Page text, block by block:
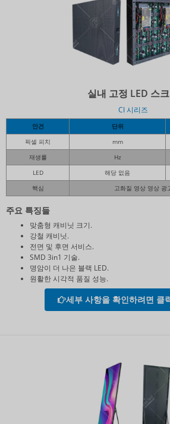
실내 고정 LED 스
CI 시리즈
안건 단위
픽셀 피치
mm
재생률
Hz
LED
해당 없음
핵심
고화질 영상 영상 광
주요 특징들
맞춤형 캐비닛 크기.
강철 캐비닛.
전면 및 후면 서비스.
SMD 3in1 기술.
명암이 더 나은 블랙 LED.
원활한 시각적 품질 성능.
세부 사항을 확인하려면 클